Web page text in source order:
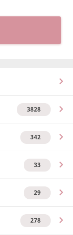
3828
342
33
29
278